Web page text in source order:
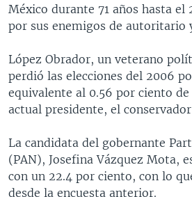
México durante 71 años hasta el
por sus enemigos de autoritario
López Obrador, un veterano
perdió las elecciones del 2006
equivalente al 0.56 por ciento
actual presidente, el
La candidata del gobernante
(PAN), Josefina Vázquez Mota,
con un 22.4 por ciento, con lo
desde la encuesta anterior.